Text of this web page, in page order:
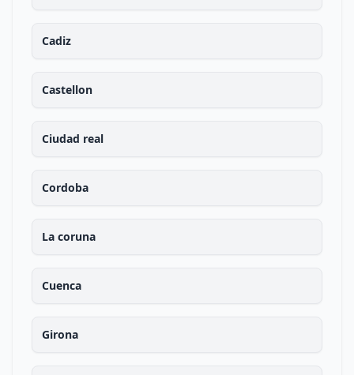
Cadiz
Castellon
Ciudad real
Cordoba
La coruna
Cuenca
Girona